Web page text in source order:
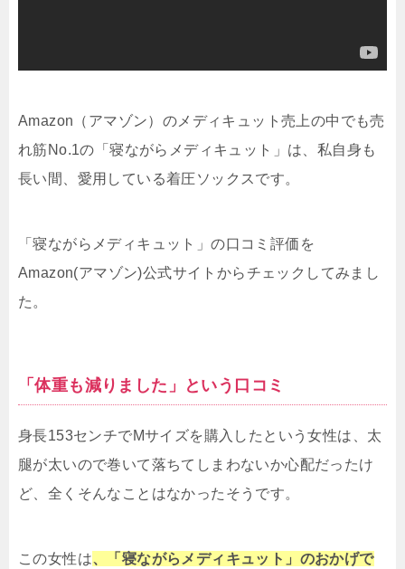
Amazon（アマゾン）のメディキュット売上の中でも売
れ筋No.1の「寝ながらメディキュット」は、私自身も
長い間、愛用している着圧ソックスです。
「寝ながらメディキュット」の口コミ評価を
Amazon(アマゾン)公式サイトからチェックしてみまし
た。
「体重も減りました」という口コミ
身長153センチでMサイズを購入したという女性は、太
腿が太いので巻いて落ちてしまわないか心配だったけ
ど、全くそんなことはなかったそうです。
この女性は、「寝ながらメディキュット」のおかげで